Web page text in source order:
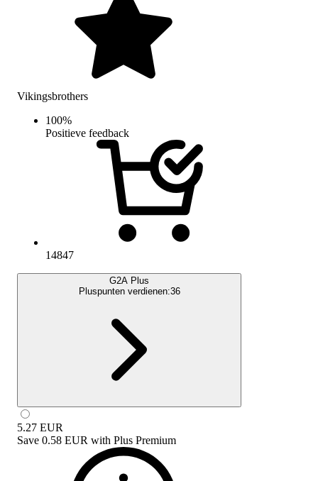
Vikingsbrothers
100%
Positieve feedback
14847
G2A Plus
Pluspunten verdienen:36
5.27 EUR
Save 0.58 EUR with Plus Premium